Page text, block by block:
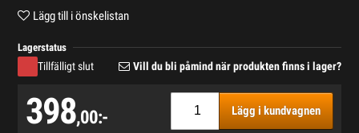
Lägg till i önskelistan
Lagerstatus
Tillfälligt slut Vill du bli påmind när produkten finns i lager?
398,00:- Lägg i kundvagnen